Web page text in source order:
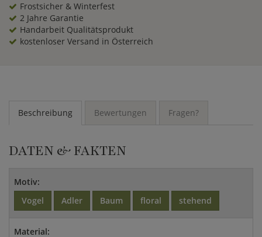
Frostsicher & Winterfest
2 Jahre Garantie
Handarbeit Qualitätsprodukt
kostenloser Versand in Österreich
Beschreibung Bewertungen Fragen?
DATEN & FAKTEN
Motiv:
Vogel
Adler Baum floral stehend
Material: